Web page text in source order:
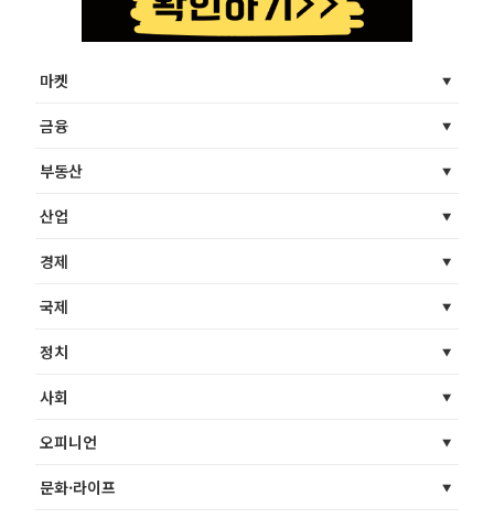
마켓
금융
부동산
산업
경제
국제
정치
사회
오피니언
문화·라이프